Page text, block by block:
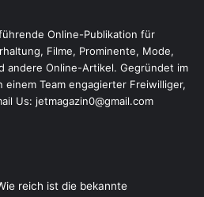
Online-Publikation für
Filme, Prominente, Mode,
andere Online-Artikel. Gegründet im
Team engagierter Freiwilliger,
Us: jetmagazin0@gmail.com
reich ist die bekannte